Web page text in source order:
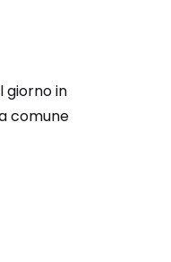
giorno in
comune